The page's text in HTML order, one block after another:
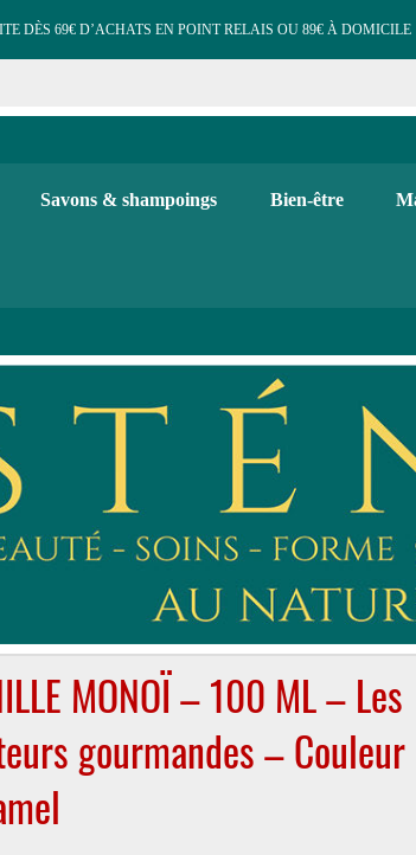
DÈS 69€ D’ACHATS EN POINT RELAIS OU 89€ À DOMICILE
Savons & shampoings Bien-être
MONOÏ – 100 ML – Les
gourmandes – Couleur